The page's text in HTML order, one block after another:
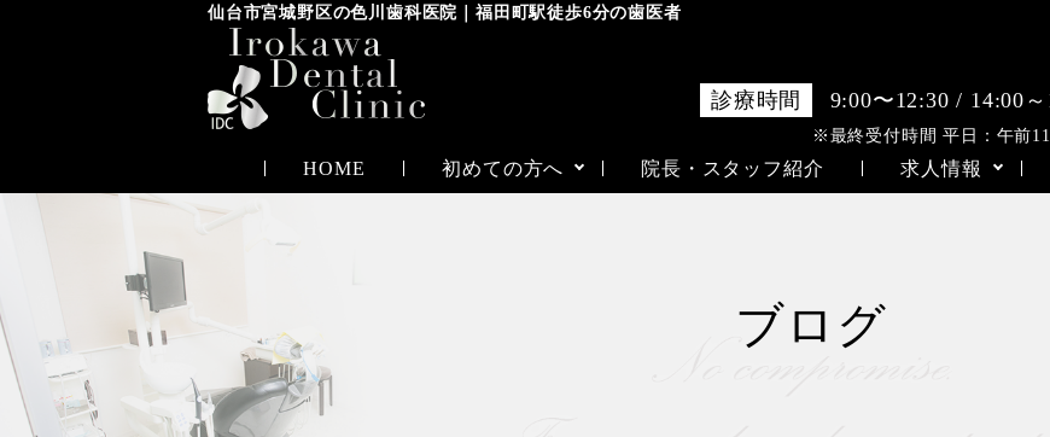
仙台市宮城野区の色川歯科医院 ｜福田町駅徒歩6分の歯医者
診療時間 9:00〜12:30 / 14:00
※最終受付時間 平日：午前
HOME 初めての方へ 院長・スタッフ紹介 求人情報
ブログ